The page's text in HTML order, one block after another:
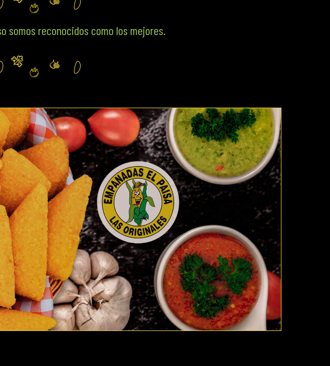
somos reconocidos como los mejores.